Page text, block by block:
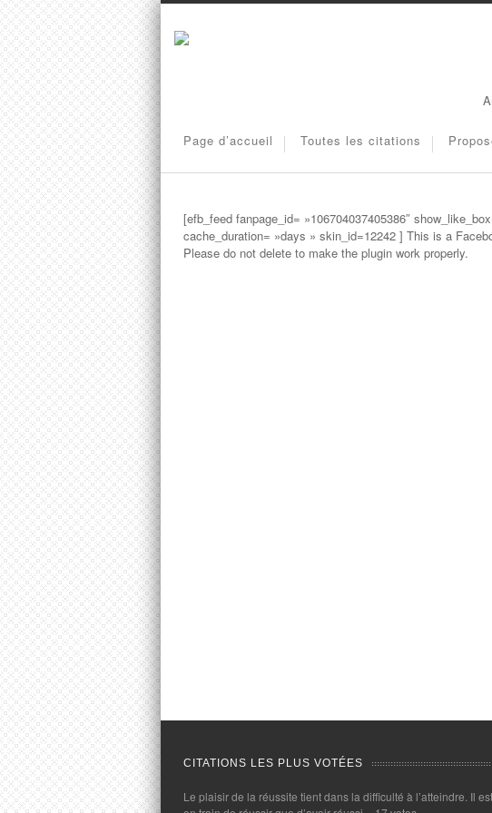
Page d’accueil Toutes les citations
[efb_feed fanpage_id= »106704037405386″
cache_duration= »days » skin_id=12242 ] This is a
Please do not delete to make the plugin work properly.
CITATIONS LES PLUS VOTÉES
Le plaisir de la réussite tient dans la difficulté à l’atteindre. Il